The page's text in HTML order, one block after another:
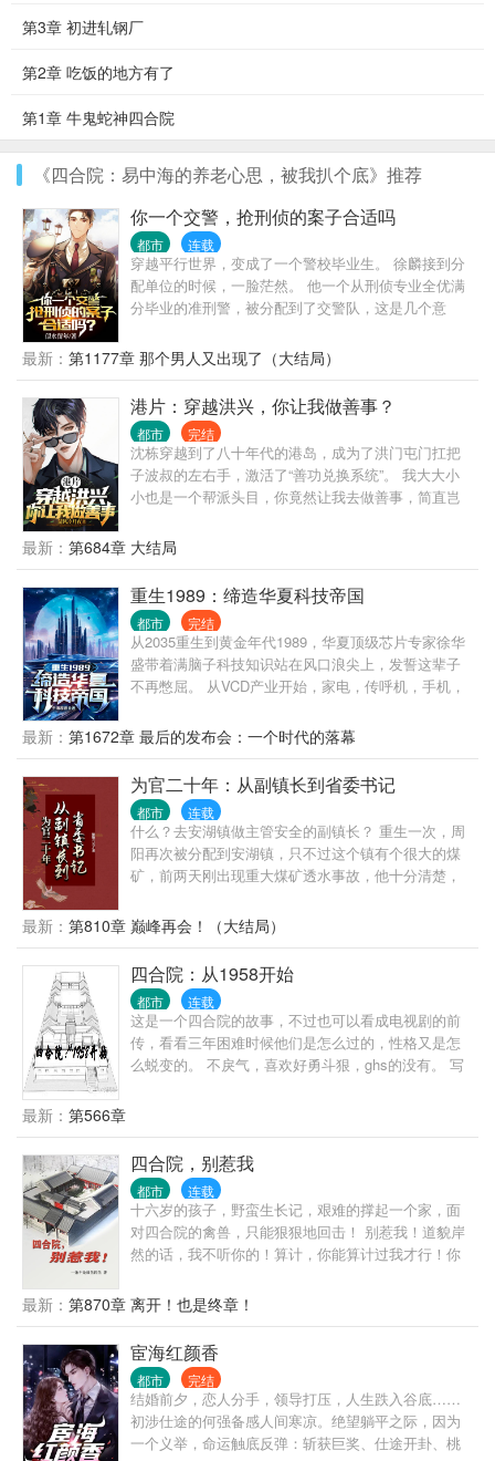
第3章 初进轧钢厂
第2章 吃饭的地方有了
第1章 牛鬼蛇神四合院
《四合院：易中海的养老心思，被我扒个底》推荐
你一个交警，抢刑侦的案子合适吗
都市 连载
穿越平行世界，变成了一个警校毕业生。 徐麟接到分
配单位的时候，一脸茫然。 他一个从刑侦专业全优满
分毕业的准刑警，被分配到了交警队，这是几个意
刑侦的活儿的。 上班第一天，连抓7个惯偷，1个绑架
杀人犯。 第二天，抓捕一个B通。 第三天，挖出了隐
藏10年的惊天大案主犯。 第四天…… 交警大队队
长：“祖宗，咱是交警，你咋天天往刑侦那边送人？”
局长：“谁？谁让徐麟去交警队的，给老子站出来。彻
查，一撸到底！” 罪犯之中流传着一个传说，“哪里都
能去，江云市除外。去了，必被抓！”
最新： 第1177章 那个男人又出现了（大结局）
港片：穿越洪兴，你让我做善事？
都市 完结
沈栋穿越到了八十年代的港岛，成为了洪门屯门扛把
子波叔的左右手，激活了“善功兑换系统”。 我大大小
小也是一个帮派头目，你竟然让我去做善事，简直岂
100点。” “恭喜你率领小弟做起了正当生意，奖励善功
500点。” “恭喜你资助福利院五百万，奖励善功5000
点。” ...... 在发现善功能够用来兑换各种东西后，沈栋
彻底爱上了做善事。 黄志诚：一千万善款？你确定捐
款人是洪兴的扛把子？ 李文彬：很难相信这个与孩子
们玩在一起的人是个江湖大佬。 陆启昌：沈栋有慈善
护体，我们动不了他。 ...... 我是洪兴扛把子沈栋，一
不留神，从一个古惑仔变成了港岛最有名的大富豪和
最新： 第684章 大结局
重生1989：缔造华夏科技帝国
都市 完结
从2035重生到黄金年代1989，华夏顶级芯片专家徐华
盛带着满脑子科技知识站在风口浪尖上，发誓这辈子
不再憋屈。 从VCD产业开始，家电，传呼机，手机，
疗器械，火箭，卫星，从自家电子厂开始，徐华盛开
始打造属于自己的科技帝国，助力华夏重回世界巅。
峰。
最新： 第1672章 最后的发布会：一个时代的落幕
为官二十年：从副镇长到省委书记
都市 连载
什么？去安湖镇做主管安全的副镇长？ 重生一次，周
阳再次被分配到安湖镇，只不过这个镇有个很大的煤
矿，前两天刚出现重大煤矿透水事故，他十分清楚，
最新： 第810章 巅峰再会！（大结局）
四合院：从1958开始
都市 连载
这是一个四合院的故事，不过也可以看成电视剧的前
传，看看三年困难时候他们是怎么过的，性格又是怎
么蜕变的。 不戾气，喜欢好勇斗狠，ghs的没有。 写
看到站短，小说15万字开始推荐验证，希望改改能带
来好运气：）
最新： 第566章
四合院，别惹我
都市 连载
十六岁的孩子，野蛮生长记，艰难的撑起一个家，面
对四合院的禽兽，只能狠狠地回击！ 别惹我！道貌岸
然的话，我不听你的！算计，你能算计过我才行！你
的，别丢人了！
最新： 第870章 离开！也是终章！
宦海红颜香
都市 完结
结婚前夕，恋人分手，领导打压，人生跌入谷底……
初涉仕途的何强备感人间寒凉。绝望躺平之际，因为
一个义举，命运触底反弹：斩获巨奖、仕途开卦、桃